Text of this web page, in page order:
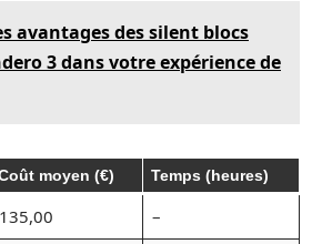
avantages des silent blocs
3 dans votre expérience de
moyen (€) Temps (heures)
135,00
–